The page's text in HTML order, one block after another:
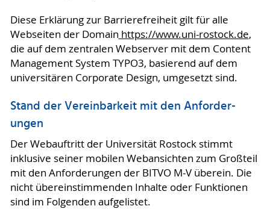
Diese Erklärung zur Barrierefreiheit gilt für alle
Webseiten der Domain https://www.uni-rostock.de,
die auf dem zentralen Webserver mit dem Content
Management System TYPO3, basierend auf dem
universitären Corporate Design, umgesetzt sind.
Stand der Vereinbarkeit mit den An­for­der­
ungen
Der Webauftritt der Universität Rostock stimmt
inklusive seiner mobilen Webansichten zum Großteil
mit den Anforderungen der BITVO M-V überein. Die
nicht übereinstimmenden Inhalte oder Funktionen
sind im Folgenden aufgelistet.